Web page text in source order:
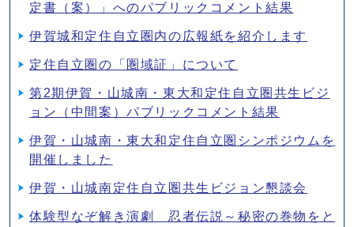
定書（案）」へのパブリックコメント結果
伊賀城和定住自立圏内の広報紙を紹介します
定住自立圏の「圏域証」について
第2期伊賀・山城南・東大和定住自立圏共生ビジ
ョン（中間案）パブリックコメント結果
伊賀・山城南・東大和定住自立圏シンポジウムを
開催しました
伊賀・山城南定住自立圏共生ビジョン懇談会
体験型なぞ解き演劇 忍者伝説～秘密の巻物をと